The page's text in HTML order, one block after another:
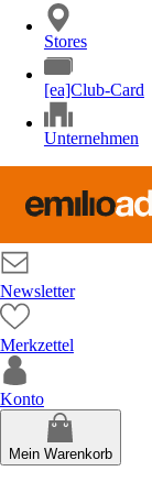
Stores
[ea]Club-Card
Unternehmen
Newsletter
Merkzettel
Konto
Mein Warenkorb